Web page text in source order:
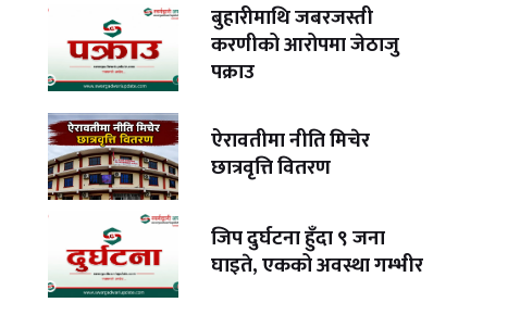
बुहारीमाथि जबरजस्ती
करणीको आरोपमा जेठाजु
पक्राउ
ऐरावतीमा नीति मिचेर
छात्रवृत्ति वितरण
जिप दुर्घटना हुँदा ९ जना
घाइते, एकको अवस्था गम्भीर